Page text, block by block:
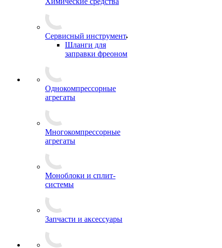
Сервисный инструмент
Шланги для
заправки фреоном
Однокомпрессорные
агрегаты
Многокомпрессорные
агрегаты
Моноблоки и сплит-
системы
Запчасти и аксессуары